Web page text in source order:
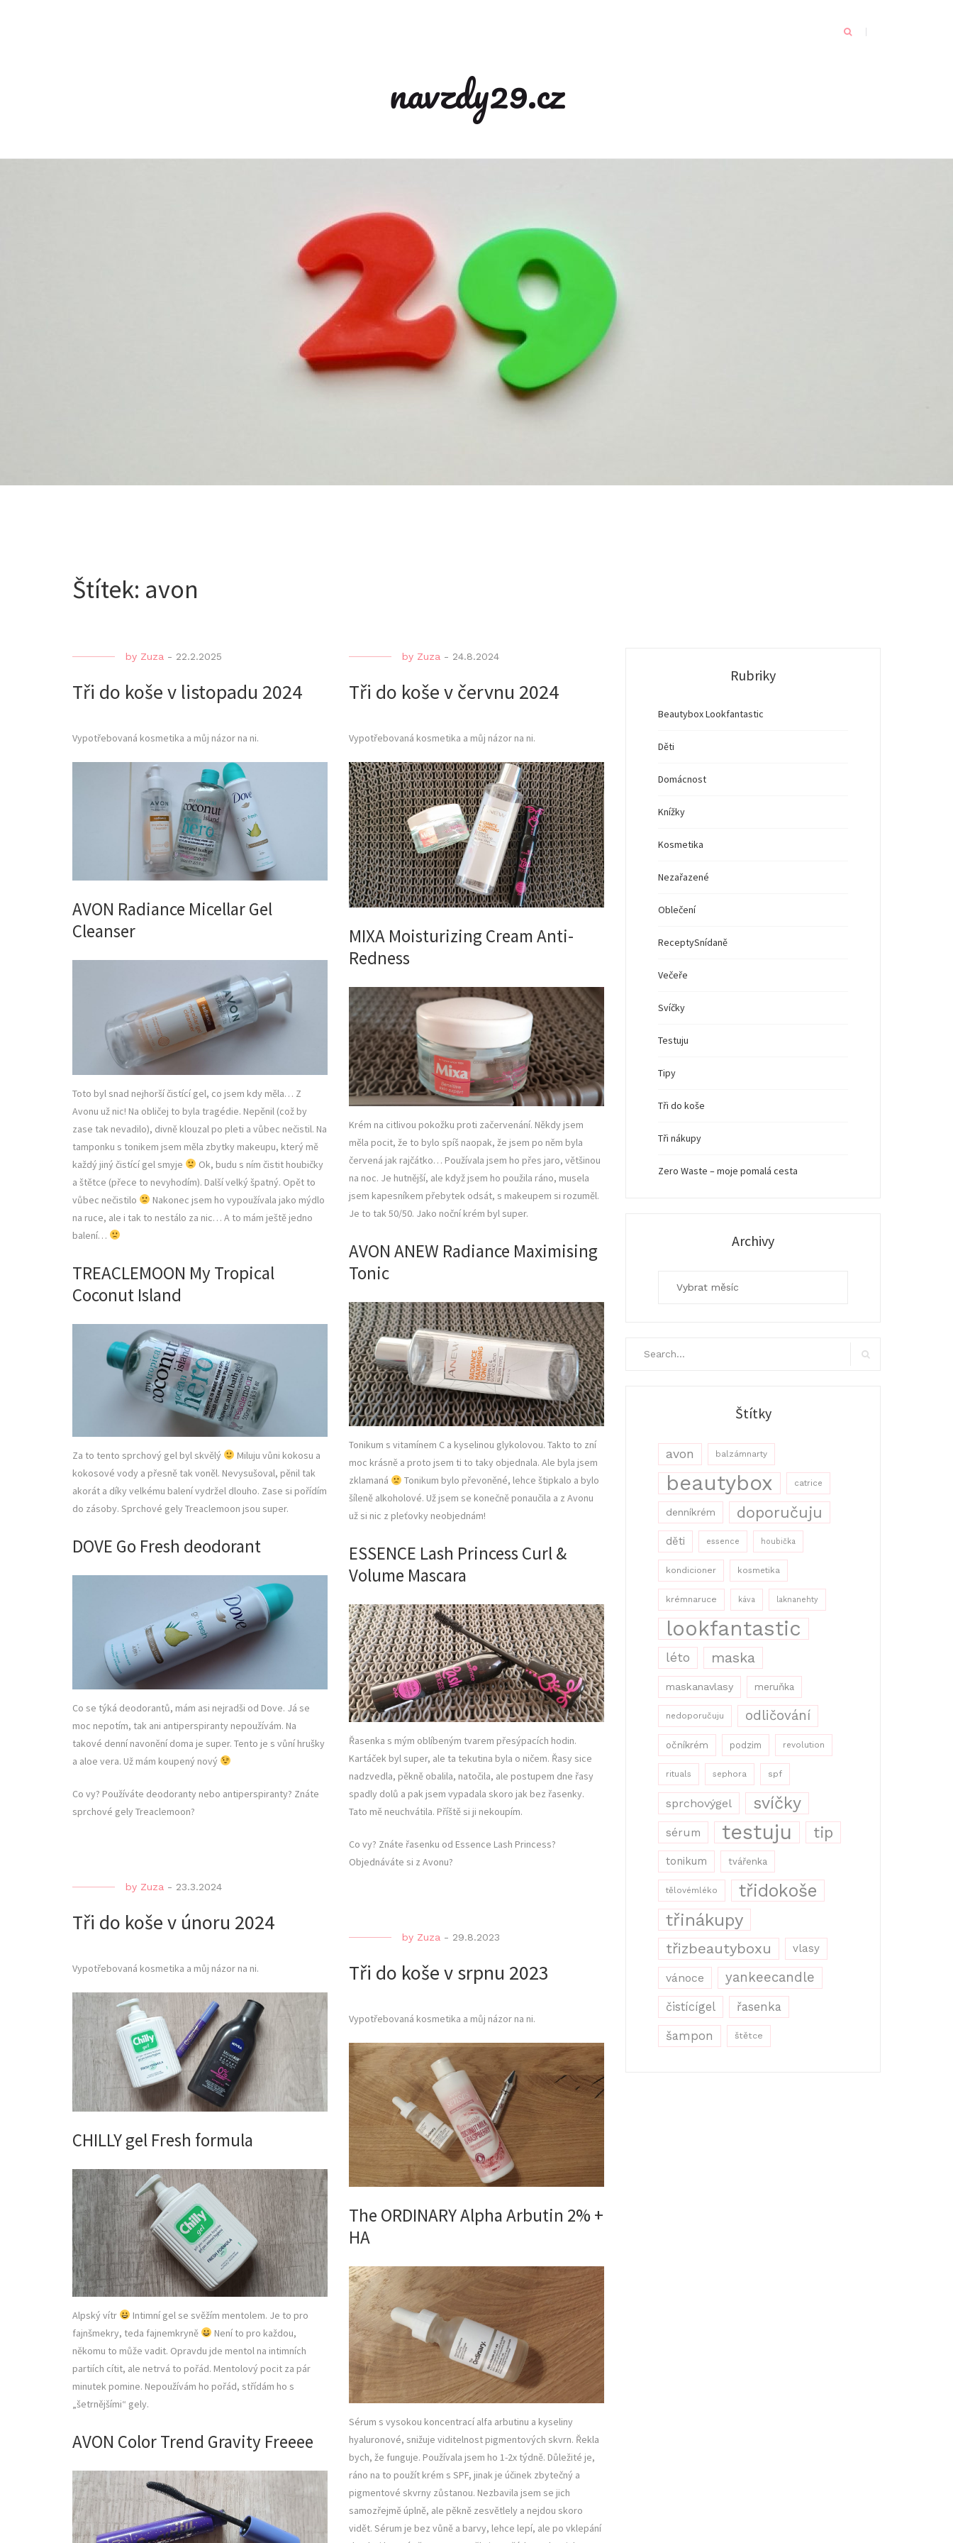
navzdy29.cz
Štítek: avon
by Zuza - 22.2.2025
Tři do koše v listopadu 2024
Vypotřebovaná kosmetika a můj názor na ni.
AVON Radiance Micellar Gel
Cleanser
Toto byl snad nejhorší čistící gel, co jsem kdy měla… Z
Avonu už nic! Na obličej to byla tragédie. Nepěnil (což by
zase tak nevadilo), divně klouzal po pleti a vůbec nečistil. Na
tamponku s tonikem jsem měla zbytky makeupu, který mě
každý jiný čistící gel smyje
Ok, budu s ním čistit houbičky
a štětce (přece to nevyhodím). Další velký špatný. Opět to
vůbec nečistilo
Nakonec jsem ho vypoužívala jako mýdlo
na ruce, ale i tak to nestálo za nic… A to mám ještě jedno
balení…
TREACLEMOON My Tropical
Coconut Island
Za to tento sprchový gel byl skvělý
Miluju vůni kokosu a
kokosové vody a přesně tak voněl. Nevysušoval, pěnil tak
akorát a díky velkému balení vydržel dlouho. Zase si pořídím
do zásoby. Sprchové gely Treaclemoon jsou super.
DOVE Go Fresh deodorant
Co se týká deodorantů, mám asi nejradši od Dove. Já se
moc nepotím, tak ani antiperspiranty nepoužívám. Na
takové denní navonění doma je super. Tento je s vůní hrušky
a aloe vera. Už mám koupený nový
Co vy? Používáte deodoranty nebo antiperspiranty? Znáte
sprchové gely Treaclemoon?
by Zuza - 24.8.2024
Tři do koše v červnu 2024
Vypotřebovaná kosmetika a můj názor na ni.
MIXA Moisturizing Cream Anti-
Redness
Krém na citlivou pokožku proti začervenání. Někdy jsem
měla pocit, že to bylo spíš naopak, že jsem po něm byla
červená jak rajčátko… Používala jsem ho přes jaro, většinou
na noc. Je hutnější, ale když jsem ho použila ráno, musela
jsem kapesníkem přebytek odsát, s makeupem si rozuměl.
Je to tak 50/50. Jako noční krém byl super.
AVON ANEW Radiance Maximising
Tonic
Tonikum s vitamínem C a kyselinou glykolovou. Takto to zní
moc krásně a proto jsem ti to taky objednala. Ale byla jsem
zklamaná
Tonikum bylo převoněné, lehce štipkalo a bylo
šíleně alkoholové. Už jsem se konečně ponaučila a z Avonu
už si nic z pleťovky neobjednám!
ESSENCE Lash Princess Curl &
Volume Mascara
Řasenka s mým oblíbeným tvarem přesýpacích hodin.
Kartáček byl super, ale ta tekutina byla o ničem. Řasy sice
nadzvedla, pěkně obalila, natočila, ale postupem dne řasy
spadly dolů a pak jsem vypadala skoro jak bez řasenky.
Tato mě neuchvátila. Příště si ji nekoupím.
Co vy? Znáte řasenku od Essence Lash Princess?
Objednáváte si z Avonu?
by Zuza - 23.3.2024
Tři do koše v únoru 2024
Vypotřebovaná kosmetika a můj názor na ni.
CHILLY gel Fresh formula
Alpský vítr
Intimní gel se svěžím mentolem. Je to pro
fajnšmekry, teda fajnemkryně
Není to pro každou,
někomu to může vadit. Opravdu jde mentol na intimních
partiích cítit, ale netrvá to pořád. Mentolový pocit za pár
minutek pomine. Nepoužívám ho pořád, střídám ho s
„šetrnějšími“ gely.
AVON Color Trend Gravity Freeee
by Zuza - 29.8.2023
Tři do koše v srpnu 2023
Vypotřebovaná kosmetika a můj názor na ni.
The ORDINARY Alpha Arbutin 2% +
HA
Sérum s vysokou koncentrací alfa arbutinu a kyseliny
hyaluronové, snižuje viditelnost pigmentových skvrn. Řekla
bych, že funguje. Používala jsem ho 1-2x týdně. Důležité je,
ráno na to použít krém s SPF, jinak je účinek zbytečný a
pigmentové skvrny zůstanou. Nezbavila jsem se jich
samozřejmě úplně, ale pěkně zesvětlely a nejdou skoro
vidět. Sérum je bez vůně a barvy, lehce lepí, ale po vklepání
Rubriky
Beautybox Lookfantastic
Děti
Domácnost
Knížky
Kosmetika
Nezařazené
Oblečení
ReceptySnídaně
Večeře
Svíčky
Testuju
Tipy
Tři do koše
Tři nákupy
Zero Waste – moje pomalá cesta
Archivy
Štítky
avon balzámnarty
beautybox catrice
denníkrém doporučuju
děti essence houbička
kondicioner kosmetika
krémnaruce káva laknanehty
lookfantastic
léto maska
maskanavlasy meruňka
nedoporučuju odličování
očníkrém podzim revolution
rituals sephora spf
sprchovýgel svíčky
sérum testuju tip
tonikum tvářenka
tělovémléko
třidokoše
třinákupy
třizbeautyboxu vlasy
vánoce yankeecandle
čistícígel řasenka
šampon štětce